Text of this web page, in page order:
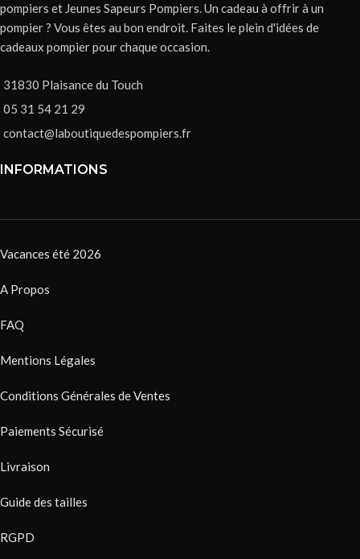
pompiers et Jeunes Sapeurs Pompiers. Un cadeau à offrir à un
pompier ? Vous êtes au bon endroit. Faites le plein d'idées de
cadeaux pompier pour chaque occasion.
31830 Plaisance du Touch
05 31 54 21 29
contact@laboutiquedespompiers.fr
INFORMATIONS
Vacances été 2026
A Propos
FAQ
Mentions Légales
Conditions Générales de Ventes
Paiements Sécurisé
Livraison
Guide des tailles
RGPD